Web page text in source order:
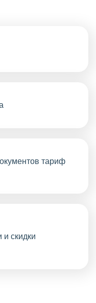
тариф
и скидки